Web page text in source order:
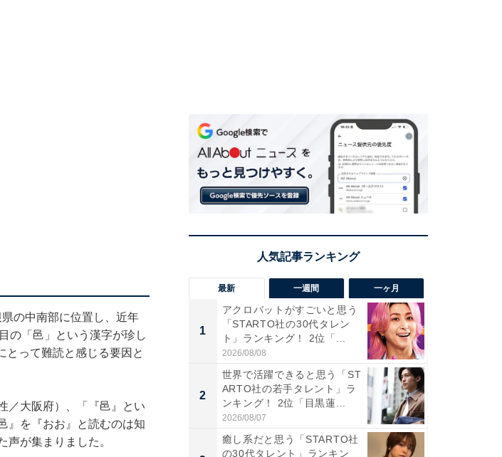
の中南部に位置し、近年
の「邑」という漢字が珍し
とって難読と感じる要因と
／大阪府）、「『邑』とい
』を『おお』と読むのは知
が集まりました。
最新 一週間 一ヶ月
1
アクロバットがすごいと思う
「STARTO社の30代タレン
ト」ランキング！ 2位「...
2026/08/08
2
世界で活躍できると思う「ST
ARTO社の若手タレント」ラ
ンキング！ 2位「目黒蓮...
2026/08/07
癒し系だと思う「STARTO社
の30代タレント」ランキン